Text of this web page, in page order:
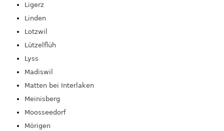
Ligerz
Linden
Lotzwil
Lützelflüh
Lyss
Madiswil
Matten bei Interlaken
Meinisberg
Moosseedorf
Mörigen